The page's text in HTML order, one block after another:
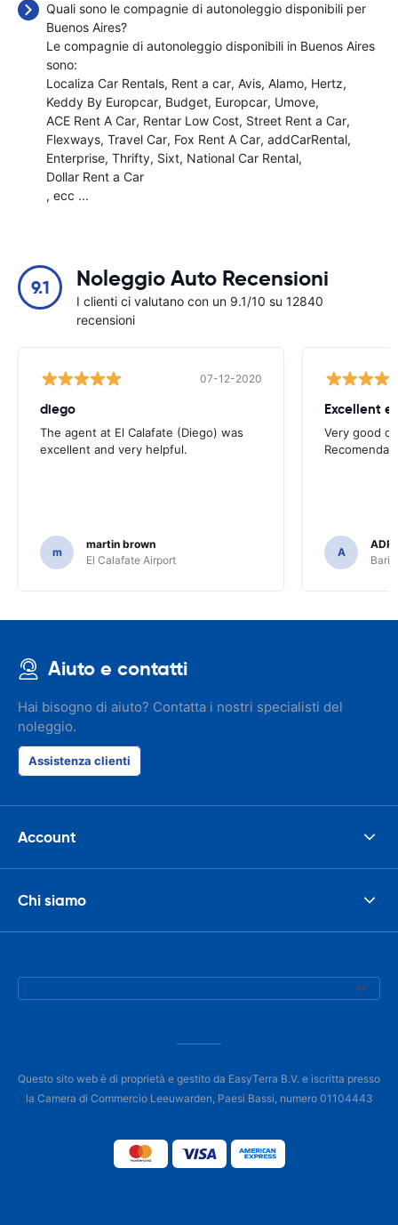
Quali sono le compagnie di autonoleggio disponibili per
Buenos Aires?
Le compagnie di autonoleggio disponibili in Buenos Aires
sono:
Localiza Car Rentals Rent a car Avis Alamo Hertz
Keddy By Europcar Budget Europcar Umove
ACE Rent A Car Rentar Low Cost Street Rent a Car
Flexways Travel Car Fox Rent A Car addCarRental
Enterprise Thrifty Sixt National Car Rental
Dollar Rent a Car
, ecc ...
9.1 Noleggio Auto Recensioni
I clienti ci valutano con un 9.1/10 su 12840
recensioni
07-12-2020
diego
The agent at El Calafate (Diego) was
excellent and very helpful.
m
martin brown
El Calafate Airport
Excellent
Very good
A
Aiuto e contatti
Hai bisogno di aiuto? Contatta i nostri specialisti del
noleggio.
Assistenza clienti
Account
Chi siamo
Questo sito web è di proprietà e gestito da EasyTerra B.V. e iscritta presso
la Camera di Commercio Leeuwarden, Paesi Bassi, numero 01104443